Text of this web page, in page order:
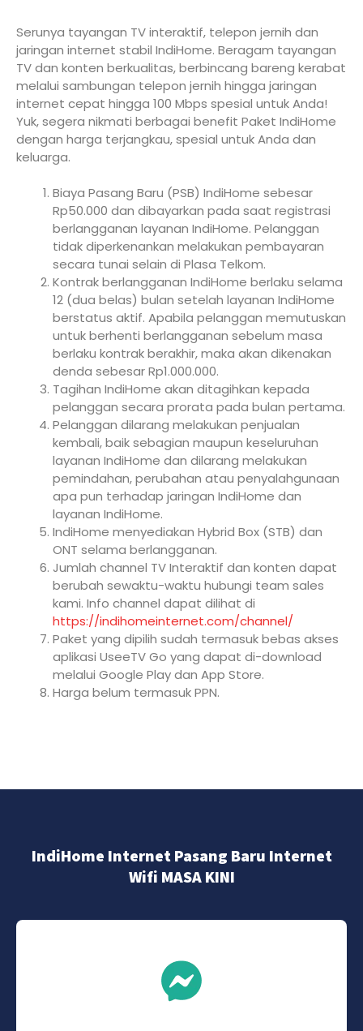
Serunya tayangan TV interaktif, telepon jernih dan
jaringan internet stabil IndiHome. Beragam tayangan
TV dan konten berkualitas, berbincang bareng kerabat
melalui sambungan telepon jernih hingga jaringan
internet cepat hingga 100 Mbps spesial untuk Anda!
Yuk, segera nikmati berbagai benefit Paket IndiHome
dengan harga terjangkau, spesial untuk Anda dan
keluarga.
Biaya Pasang Baru (PSB) IndiHome sebesar
Rp50.000 dan dibayarkan pada saat registrasi
berlangganan layanan IndiHome. Pelanggan
tidak diperkenankan melakukan pembayaran
secara tunai selain di Plasa Telkom.
Kontrak berlangganan IndiHome berlaku selama
12 (dua belas) bulan setelah layanan IndiHome
berstatus aktif. Apabila pelanggan memutuskan
untuk berhenti berlangganan sebelum masa
berlaku kontrak berakhir, maka akan dikenakan
denda sebesar Rp1.000.000.
Tagihan IndiHome akan ditagihkan kepada
pelanggan secara prorata pada bulan pertama.
Pelanggan dilarang melakukan penjualan
kembali, baik sebagian maupun keseluruhan
layanan IndiHome dan dilarang melakukan
pemindahan, perubahan atau penyalahgunaan
apa pun terhadap jaringan IndiHome dan
layanan IndiHome.
IndiHome menyediakan Hybrid Box (STB) dan
ONT selama berlangganan.
Jumlah channel TV Interaktif dan konten dapat
berubah sewaktu-waktu hubungi team sales
kami. Info channel dapat dilihat di
https://indihomeinternet.com/channel/
Paket yang dipilih sudah termasuk bebas akses
aplikasi UseeTV Go yang dapat di-download
melalui Google Play dan App Store.
Harga belum termasuk PPN.
IndiHome Internet Pasang Baru Internet
Wifi MASA KINI